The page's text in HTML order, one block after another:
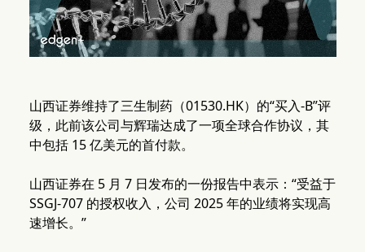
山西证券维持了三生制药（01530.HK）的“买入-B”评
级，此前该公司与辉瑞达成了一项全球合作协议，其
中包括 15 亿美元的首付款。
山西证券在 5 月 7 日发布的一份报告中表示：“受益于
SSGJ-707 的授权收入，公司 2025 年的业绩将实现高
速增长。”